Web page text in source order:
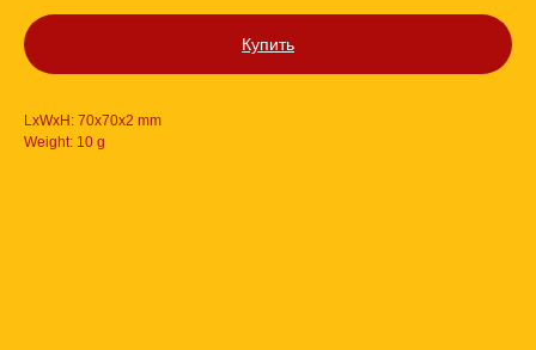
Купить
LxWxH: 70x70x2 mm
Weight: 10 g